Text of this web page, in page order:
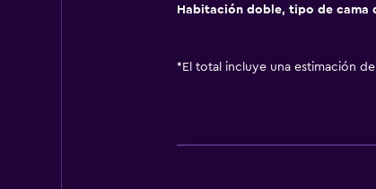
Habitación doble, tipo de cama
* El total incluye una estimación